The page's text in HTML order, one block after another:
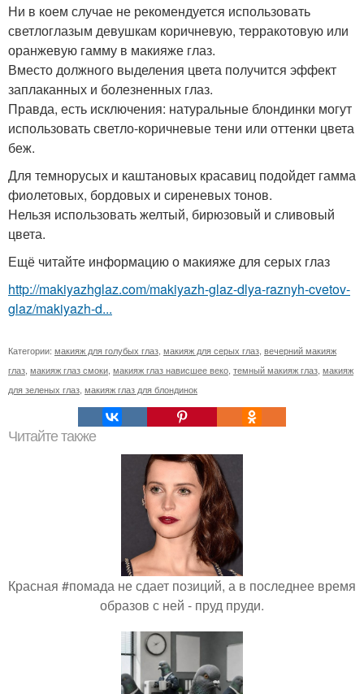
Ни в коем случае не рекомендуется использовать
светлоглазым девушкам коричневую, терракотовую или
оранжевую гамму в макияже глаз.
Вместо должного выделения цвета получится эффект
заплаканных и болезненных глаз.
Правда, есть исключения: натуральные блондинки могут
использовать светло-коричневые тени или оттенки цвета
беж.
Для темнорусых и каштановых красавиц подойдет гамма
фиолетовых, бордовых и сиреневых тонов.
Нельзя использовать желтый, бирюзовый и сливовый
цвета.
Ещё читайте информацию о макияже для серых глаз
http://makiyazhglaz.com/makiyazh-glaz-dlya-raznyh-cvetov-
glaz/makiyazh-d...
Категории: макияж для голубых глаз макияж для серых глаз вечерний макияж
глаз макияж глаз смоки макияж глаз нависшее веко темный макияж глаз макияж
для зеленых глаз макияж глаз для блондинок
Читайте также
Красная #помада не сдает позиций, а в последнее время
образов с ней - пруд пруди.